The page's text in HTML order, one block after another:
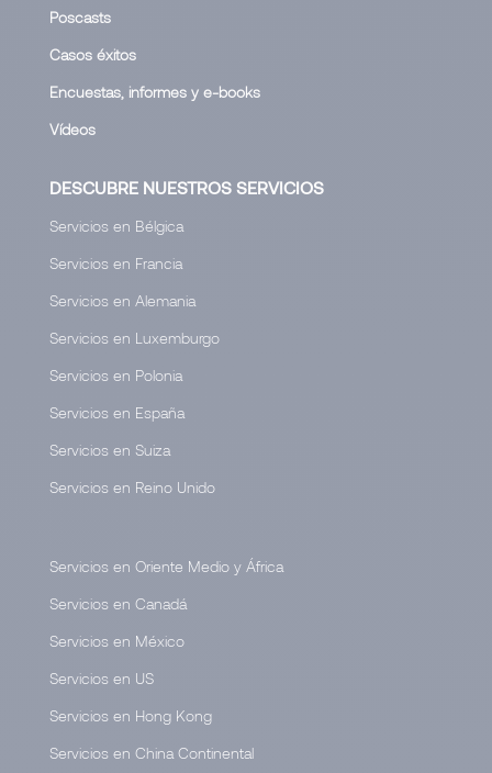
Poscasts
Casos éxitos
Encuestas, informes y e-books
Vídeos
DESCUBRE NUESTROS SERVICIOS
Servicios en Bélgica
Servicios en Francia
Servicios en Alemania
Servicios en Luxemburgo
Servicios en Polonia
Servicios en España
Servicios en Suiza
Servicios en Reino Unido
Servicios en Oriente Medio y África
Servicios en Canadá
Servicios en México
Servicios en US
Servicios en Hong Kong
Servicios en China Continental